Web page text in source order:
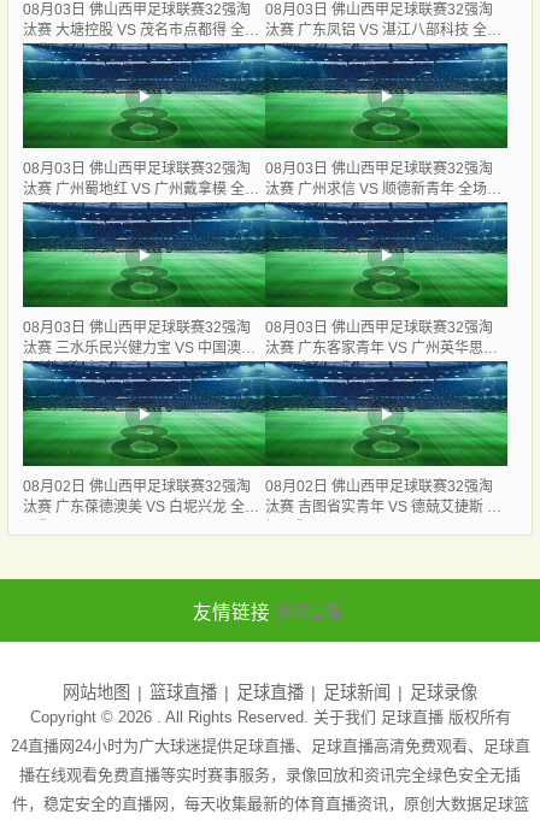
08月03日 佛山西甲足球联赛32强淘
汰赛 大塘控股 VS 茂名市点都得 全场
录像
08月03日 佛山西甲足球联赛32强淘
汰赛 广东凤铝 VS 湛江八部科技 全场
录像
08月03日 佛山西甲足球联赛32强淘
汰赛 广州蜀地红 VS 广州戴拿模 全场
录像
08月03日 佛山西甲足球联赛32强淘
汰赛 广州求信 VS 顺德新青年 全场录
像
08月03日 佛山西甲足球联赛32强淘
汰赛 三水乐民兴健力宝 VS 中国澳门
澳科精英 全场录像
08月03日 佛山西甲足球联赛32强淘
汰赛 广东客家青年 VS 广州英华思力
U17 全场录像
08月02日 佛山西甲足球联赛32强淘
汰赛 广东葆德澳美 VS 白坭兴龙 全场
08月02日 佛山西甲足球联赛32强淘
汰赛 吉图省实青年 VS 德兢艾捷斯 全
友情链接 足球直播
网站地图 篮球直播 足球直播 足球新闻 足球录像
Copyright © 2026 . All Rights Reserved. 关于我们 足球直播版权所有
24直播网24小时为广大球迷提供足球直播、足球直播高清免费观看、足球直
播在线观看免费直播等实时赛事服务，录像回放和资讯完全绿色安全无插
件，稳定安全的直播网，每天收集最新的体育直播资讯，原创大数据足球篮